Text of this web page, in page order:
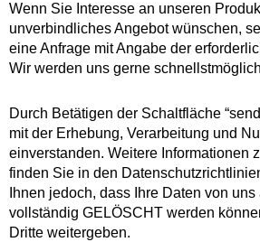
Wenn Sie Interesse an unseren
unverbindliches Angebot wünschen,
eine Anfrage mit Angabe der
Wir werden uns gerne
Durch Betätigen der Schaltfläche
mit der Erhebung, Verarbeitung und
einverstanden. Weitere Informationen
finden Sie in den
Ihnen jedoch, dass Ihre Daten von
vollständig GELÖSCHT werden
Dritte weitergeben.